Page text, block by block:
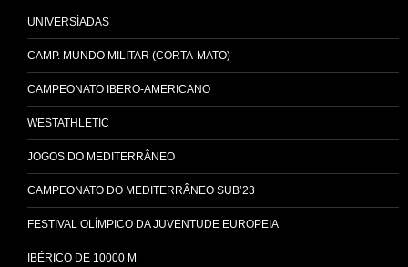
UNIVERSÍADAS
CAMP. MUNDO MILITAR (CORTA-MATO)
CAMPEONATO IBERO-AMERICANO
WESTATHLETIC
JOGOS DO MEDITERRÂNEO
CAMPEONATO DO MEDITERRÂNEO SUB’23
FESTIVAL OLÍMPICO DA JUVENTUDE EUROPEIA
IBÉRICO DE 10000 M